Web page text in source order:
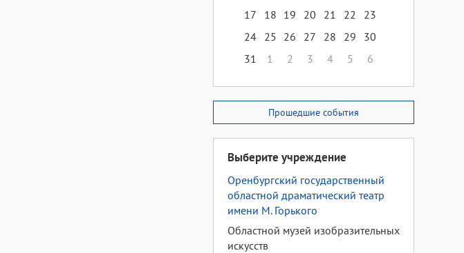
17
18 19 20 21 22
23
24 25 26 27 28 29
30
31
1 2 3 4 5 6
Прошедшие события
Выберите учреждение
Оренбургский государственный
областной драматический театр
имени М. Горького
Областной музей изобразительных
искусств